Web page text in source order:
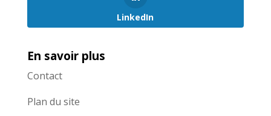
LinkedIn
En savoir plus
Contact
Plan du site